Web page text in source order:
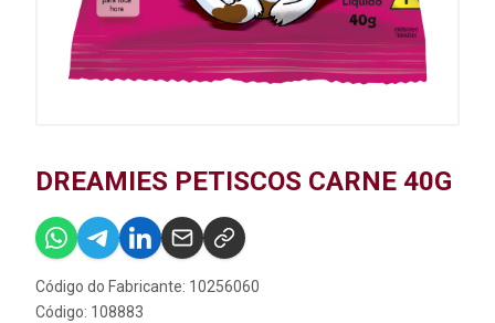
DREAMIES PETISCOS CARNE 40G
Código do Fabricante: 10256060
Código: 108883